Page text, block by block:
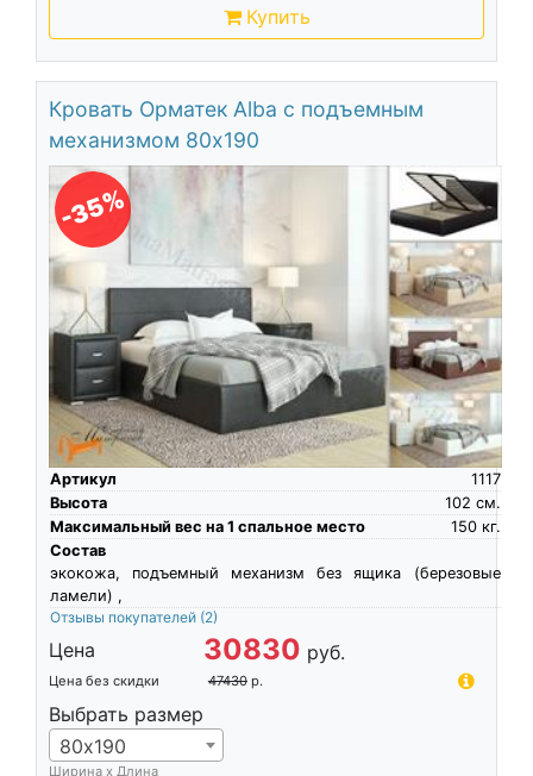
Купить
Кровать Орматек Alba с подъемным
механизмом 80х190
-35%
Артикул
1117
Высота
см.
102
Максимальный вес на 1 спальное место
кг.
150
Состав
экокожа, подъемный механизм без ящика (березовые
ламели) ,
Отзывы покупателей (2)
Цена 30830 руб.
Цена без скидки 47430 р.
Выбрать размер
80х190
Ширина х Длина